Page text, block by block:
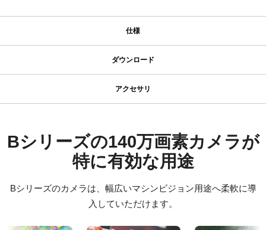
仕様
型番
カメラタイプ
エリアスキャン
カラー
ダウンロード
JAI SDK and Control Tool 32bit (Version 1.4.1)
JAI SDK and Control Tool 64bit (Version 1.4.1)
JAI SDK and Control Tool スタートガイド
証明書類
アクセサリ
MP-41はBシリーズ、Fusionシリーズ、一部のApexシリーズにお使
いいただる三脚マウントです。
ご注意) 付属の専用ネジ以外のご使用はカメラ内部を破損する恐れ
Bシリーズの140万画素カメラが
特に有効な用途
Bシリーズのカメラは、幅広いマシンビジョン用途へ柔軟に導
入していただけます。